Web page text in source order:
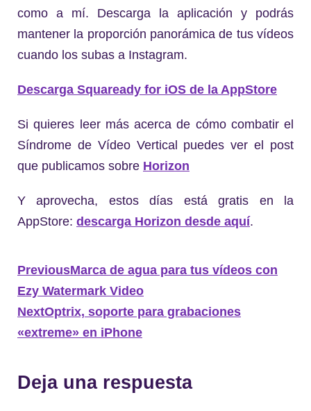
como a mí. Descarga la aplicación y podrás
mantener la proporción panorámica de tus vídeos
cuando los subas a Instagram.
Descarga Squaready for iOS de la AppStore
Si quieres leer más acerca de cómo combatir el
Síndrome de Vídeo Vertical puedes ver el post
que publicamos sobre Horizon
Y aprovecha, estos días está gratis en la
AppStore: descarga Horizon desde aquí.
PreviousMarca de agua para tus vídeos con
Ezy Watermark Video
NextOptrix, soporte para grabaciones
«extreme» en iPhone
Deja una respuesta